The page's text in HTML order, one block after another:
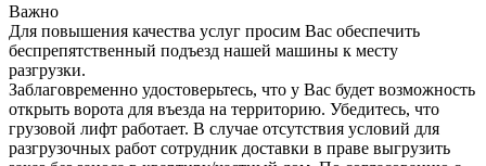
Важно
Для повышения качества услуг просим Вас обеспечить
беспрепятственный подъезд нашей машины к месту
разгрузки.
Заблаговременно удостоверьтесь, что у Вас будет возможность
открыть ворота для въезда на территорию. Убедитесь, что
грузовой лифт работает. В случае отсутствия условий для
разгрузочных работ сотрудник доставки в праве выгрузить